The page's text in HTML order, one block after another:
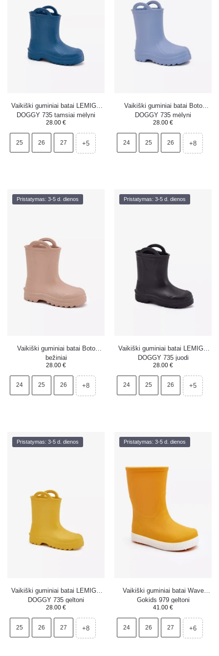
Vaikiški guminiai batai LEMIGO
DOGGY 735 tamsiai mėlyni
28.00 €
25 26 27 +5
Vaikiški guminiai batai Boto
DOGGY 735 mėlyni
28.00 €
24 25 26 +8
Pristatymas: 3-5 d. dienos
Vaikiški guminiai batai Boto
bežiniai
28.00 €
24 25 26 +8
Pristatymas: 3-5 d. dienos
Vaikiški guminiai batai LEMIGO
DOGGY 735 juodi
28.00 €
24 25 26 +5
Pristatymas: 3-5 d. dienos
Vaikiški guminiai batai LEMIGO
DOGGY 735 geltoni
28.00 €
25 26 27 +8
Pristatymas: 3-5 d. dienos
Vaikiški guminiai batai Wave
Gokids 979 geltoni
41.00 €
24 26 27 +6